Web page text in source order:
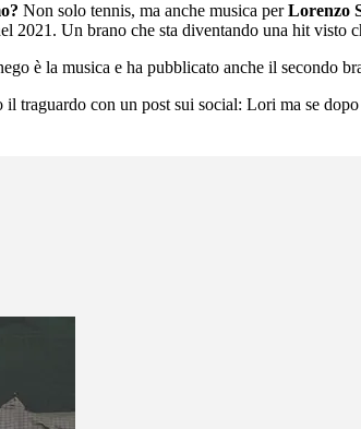
Non solo tennis, ma anche musica perLorenzo
2021. Un brano che sta diventando una hit
è la musica e ha pubblicato anche il secondo
il traguardo con un post sui social: Lori ma se